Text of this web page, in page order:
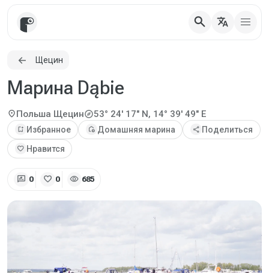
search translate
Щецин
Марина Dąbie
location_onПольша Щецинexplore53° 24' 17" N, 14° 39' 49" E
bookmark_add Избранное add_home Домашняя марина share Поделиться
favorite Нравится
rate_review 0 favorite 0 visibility 685